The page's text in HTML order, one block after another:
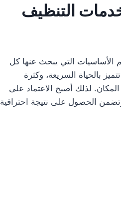
التنظيف
تعد النظافة من أهم الأساسيات التي يبحث عنها كل
بالحياة السريعة، وكثرة
المكان. لذلك أصبح الاعتماد على
الحصول على نتيجة احترافية